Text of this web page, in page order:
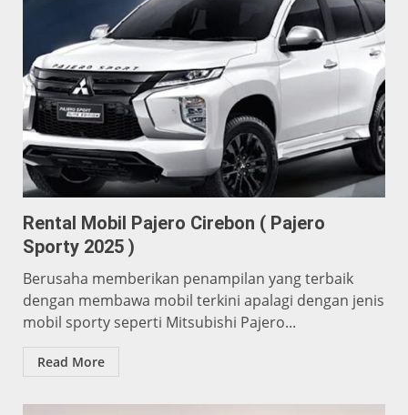
Rental Mobil Pajero Cirebon ( Pajero
Sporty 2025 )
Berusaha memberikan penampilan yang terbaik
dengan membawa mobil terkini apalagi dengan jenis
mobil sporty seperti Mitsubishi Pajero...
Read More